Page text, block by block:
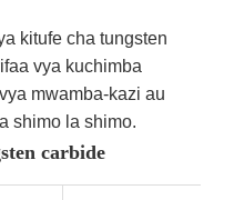
kitufe cha tungsten
vya kuchimba
mwamba-kazi au
shimo la shimo.
carbide